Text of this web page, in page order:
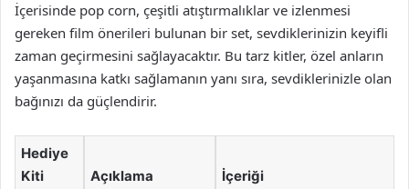
İçerisinde pop corn, çeşitli atıştırmalıklar ve izlenmesi
gereken film önerileri bulunan bir set, sevdiklerinizin keyifli
zaman geçirmesini sağlayacaktır. Bu tarz kitler, özel anların
yaşanmasına katkı sağlamanın yanı sıra, sevdiklerinizle olan
bağınızı da güçlendirir.
Hediye
Kiti
Açıklama İçeriği